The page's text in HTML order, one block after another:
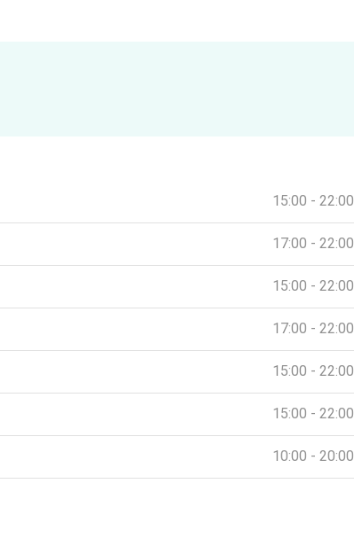
15:00 - 22:00
17:00 - 22:00
15:00 - 22:00
17:00 - 22:00
15:00 - 22:00
15:00 - 22:00
10:00 - 20:00